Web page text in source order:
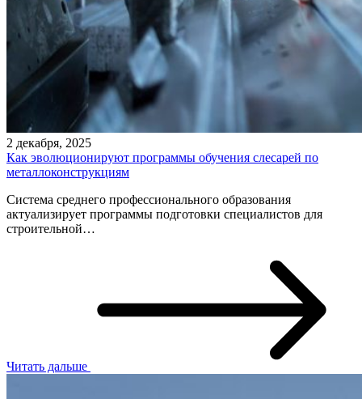
2 декабря, 2025
Как эволюционируют программы обучения слесарей по
металлоконструкциям
Система среднего профессионального образования
актуализирует программы подготовки специалистов для
строительной…
Читать дальше